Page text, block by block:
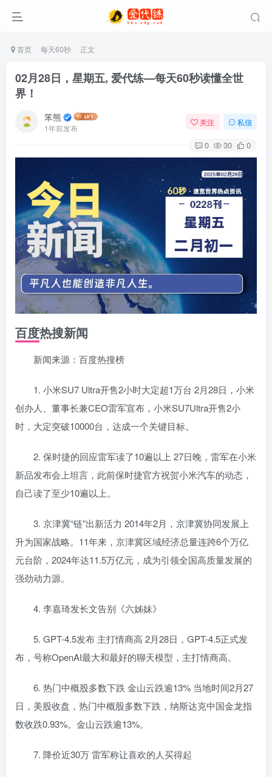
首页 每天60秒 正文
02月28日，星期五, 爱代练—每天60秒读懂全世
界！
笨熊
1年前发布
关注 私信
0 30 0
百度热搜新闻
新闻来源：百度热搜榜
1. 小米SU7 Ultra开售2小时大定超1万台 2月28日，小米
创办人、董事长兼CEO雷军宣布，小米SU7Ultra开售2小
时，大定突破10000台，达成一个关键目标。
2. 保时捷的回应雷军读了10遍以上 27日晚，雷军在小米
新品发布会上坦言，此前保时捷官方祝贺小米汽车的动态，
自己读了至少10遍以上。
3. 京津冀“链”出新活力 2014年2月，京津冀协同发展上
升为国家战略。11年来，京津冀区域经济总量连跨6个万亿
元台阶，2024年达11.5万亿元，成为引领全国高质量发展的
强劲动力源。
4. 李嘉琦发长文告别《六姊妹》
5. GPT-4.5发布 主打情商高 2月28日，GPT-4.5正式发
布，号称OpenAI最大和最好的聊天模型，主打情商高。
6. 热门中概股多数下跌 金山云跌逾13% 当地时间2月27
日，美股收盘，热门中概股多数下跌，纳斯达克中国金龙指
数收跌0.93%。金山云跌逾13%。
7. 降价近30万 雷军称让喜欢的人买得起